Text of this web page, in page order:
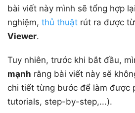
bài viết này mình sẽ tổng hợp
nghiệm, thủ thuật rút ra được
Viewer.
Tuy nhiên, trước khi bắt đầu,
mạnh rằng bài viết này sẽ
chi tiết từng bước để làm được
tutorials, step-by-step,...).